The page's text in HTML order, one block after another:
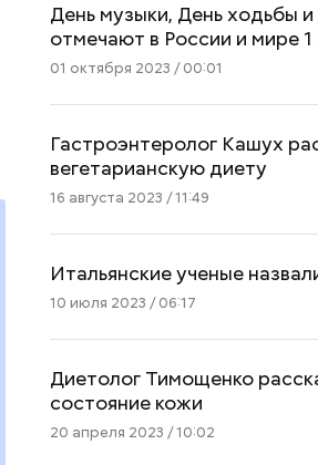
День музыки, День ходьбы и
отмечают в России и мире 1
01 октября 2023 / 00:01
Гастроэнтеролог Кашух
вегетарианскую диету
16 августа 2023 / 11:49
Итальянские ученые
10 июля 2023 / 06:17
Диетолог Тимощенко
состояние кожи
20 апреля 2023 / 10:02